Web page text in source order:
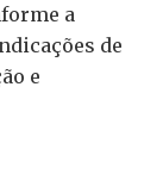
a
de
e